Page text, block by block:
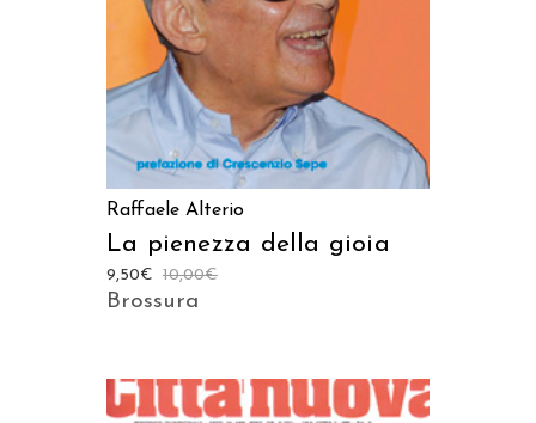
Raffaele Alterio
La pienezza della gioia
10,00€
9,50€
Brossura